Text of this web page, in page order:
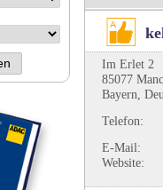
Im Erlet 2
85077
Bayern,
Telefon:
E-Mail:
Website: